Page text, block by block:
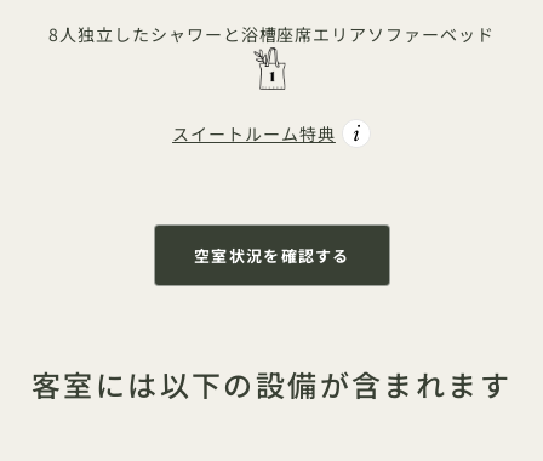
8人独立したシャワーと浴槽座席エリア ソファーベッド
スイートルーム特典
空室状況を確認する
客室には以下の設備が含まれます